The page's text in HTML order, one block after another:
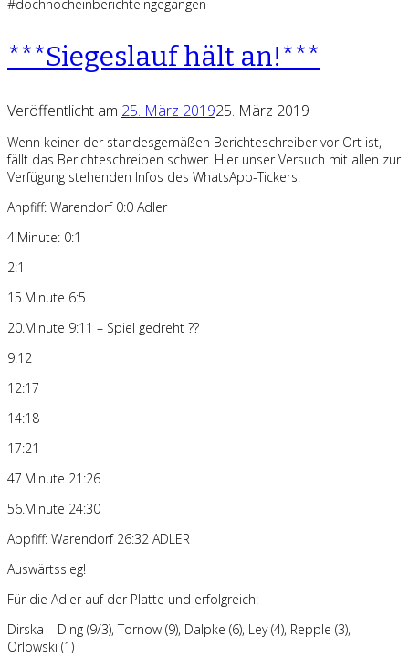
#dochnocheinberichteingegangen
***Siegeslauf hält an!***
Veröffentlicht am 25. März 201925. März 2019
Wenn keiner der standesgemäßen Berichteschreiber vor Ort ist,
fällt das Berichteschreiben schwer. Hier unser Versuch mit allen zur
Verfügung stehenden Infos des WhatsApp-Tickers.
Anpfiff: Warendorf 0:0 Adler
4.Minute: 0:1
2:1
15.Minute 6:5
20.Minute 9:11 – Spiel gedreht ??
9:12
12:17
14:18
17:21
47.Minute 21:26
56.Minute 24:30
Abpfiff: Warendorf 26:32 ADLER
Auswärtssieg!
Für die Adler auf der Platte und erfolgreich:
Dirska – Ding (9/3), Tornow (9), Dalpke (6), Ley (4), Repple (3),
Orlowski (1)